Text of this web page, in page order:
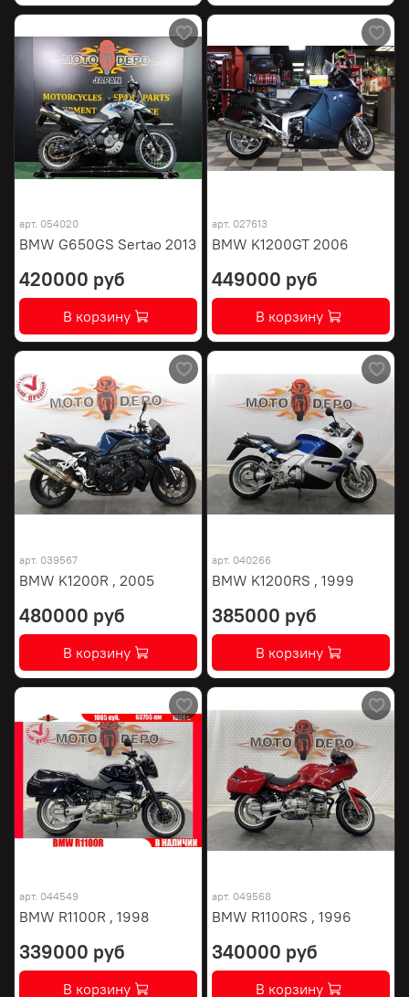
арт. 054020
BMW G650GS Sertao 2013
420000 руб
В корзину
арт. 027613
BMW K1200GT 2006
449000 руб
В корзину
арт. 039567
BMW K1200R , 2005
480000 руб
В корзину
арт. 040266
BMW K1200RS , 1999
385000 руб
В корзину
арт. 044549
BMW R1100R , 1998
339000 руб
В корзину
арт. 049568
BMW R1100RS , 1996
340000 руб
В корзину